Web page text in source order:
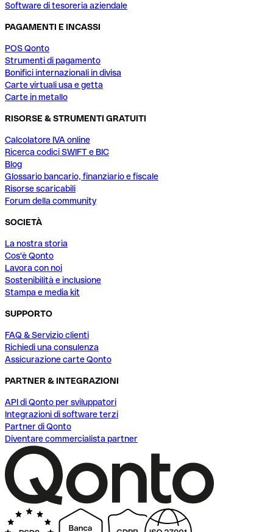
Software di tesoreria aziendale
PAGAMENTI E INCASSI
POS Qonto
Strumenti di pagamento
Bonifici internazionali in divisa
Carte virtuali usa e getta
Carte in metallo
RISORSE & STRUMENTI GRATUITI
Calcolatore IVA online
Ricerca codici SWIFT e BIC
Blog
Glossario bancario, finanziario e fiscale
Risorse scaricabili
Forum della community
SOCIETÀ
La nostra storia
Cos'è Qonto
Lavora con noi
Sostenibilità e inclusione
Stampa e media kit
SUPPORTO
FAQ & Servizio clienti
Richiedi una consulenza
Assicurazione carte Qonto
PARTNER & INTEGRAZIONI
API di Qonto per sviluppatori
Integrazioni di software terzi
Partner di Qonto
Diventare commercialista partner